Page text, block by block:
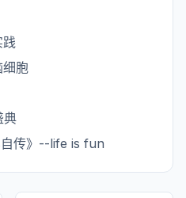
践
细胞
典
传》--life is fun